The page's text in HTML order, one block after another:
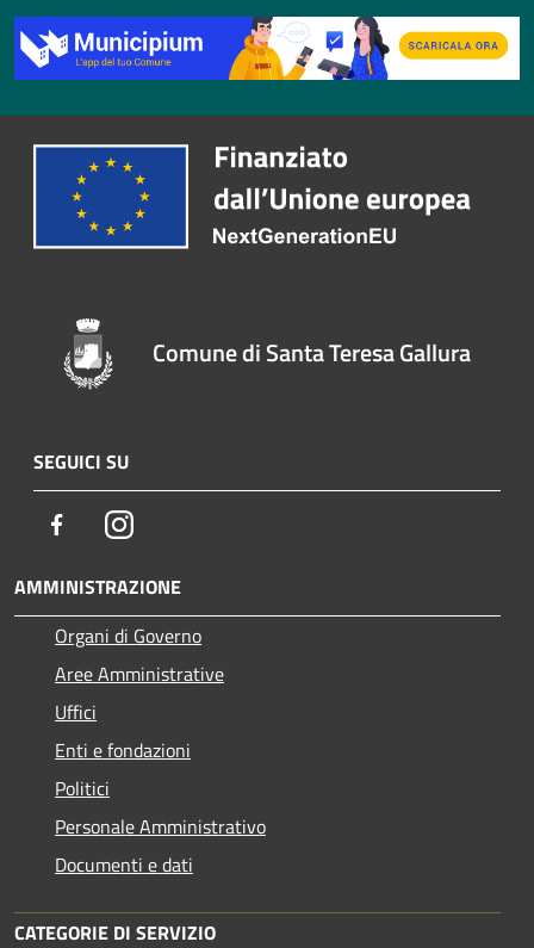
Comune di Santa Teresa Gallura
SEGUICI SU
FacebookInstagram
AMMINISTRAZIONE
Organi di Governo
Aree Amministrative
Uffici
Enti e fondazioni
Politici
Personale Amministrativo
Documenti e dati
CATEGORIE DI SERVIZIO